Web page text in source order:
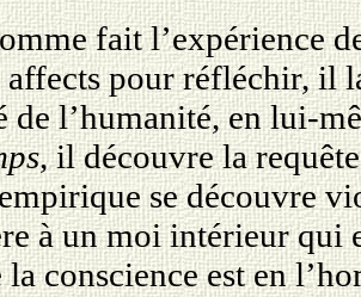
fait l’expérience
affects pour réfléchir, il
de l’humanité, en lui-
, il découvre la
se découvre
à un moi intérieur qui
la conscience est en